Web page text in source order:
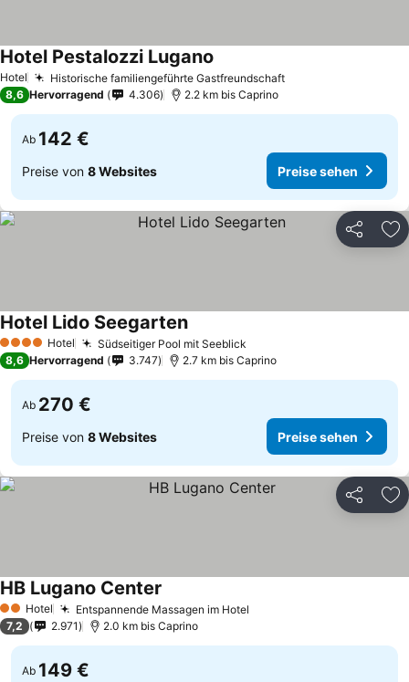
Hotel Historische familiengeführte Gastfreundschaft
Hotel Pestalozzi Lugano
8,6 Hervorragend 4.306 2.2 km bis Caprino
Ab 142 €
Preise von 8 Websites Preise sehen
Teilen
4 Sterne Hotel Südseitiger Pool mit Seeblick
Hotel Lido Seegarten
8,6 Hervorragend 3.747 2.7 km bis Caprino
Ab 270 €
Preise von 8 Websites Preise sehen
Teilen
2 Sterne
Hotel Entspannende Massagen im Hotel
HB Lugano Center
7,2 2.971 2.0 km bis Caprino
Ab 149 €